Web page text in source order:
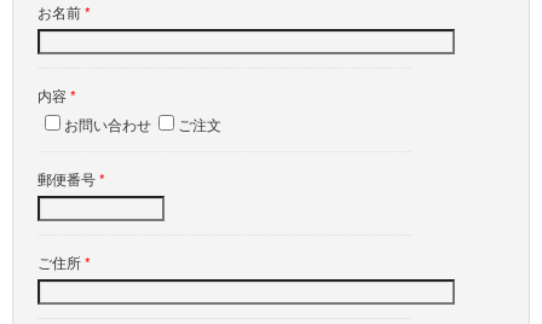
お名前*
内容*
お問い合わせ
ご注文
郵便番号*
ご住所*